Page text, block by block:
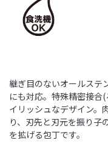
継ぎ目のないオールステ
にも対応。特殊精密接合
イリッシュなデザイン。
り、刃先と刃元を振り子
を拡げる包丁です。